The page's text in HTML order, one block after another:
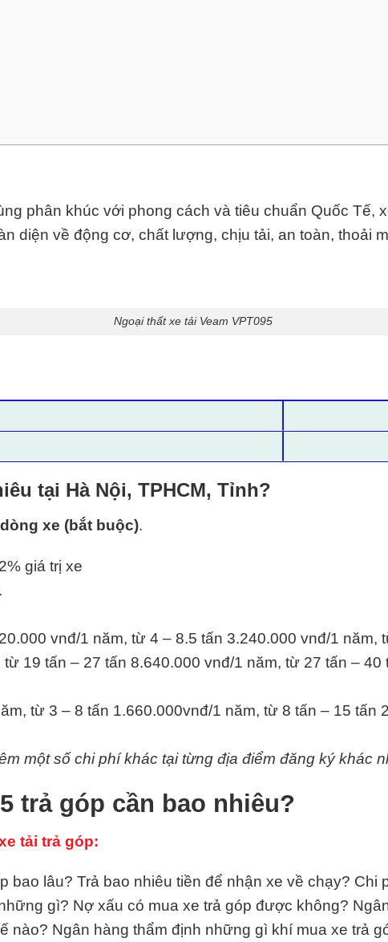
phân khúc với phong cách và tiêu chuẩn Quốc Tế,
diện về động cơ, chất lượng, chịu tải, an toàn, thoải
Ngoại thất xe tải Veam VPT095
tại Hà Nội, TPHCM, Tỉnh?
xe (bắt buộc).
giá trị xe
vnđ/1 năm, từ 4 – 8.5 tấn 3.240.000 vnđ/1 năm,
19 tấn – 27 tấn 8.640.000 vnđ/1 năm, từ 27 tấn –
từ 3 – 8 tấn 1.660.000vnđ/1 năm, từ 8 tấn – 15 tấn
một số chi phí khác tại từng địa điểm đăng ký khác
trả góp cần bao nhiêu?
tải trả góp:
bao lâu? Trả bao nhiêu tiền để nhận xe về chạy? Chi
gì? Nợ xấu có mua xe trả góp được không?
nào? Ngân hàng thẩm định những gì khí mua xe trả